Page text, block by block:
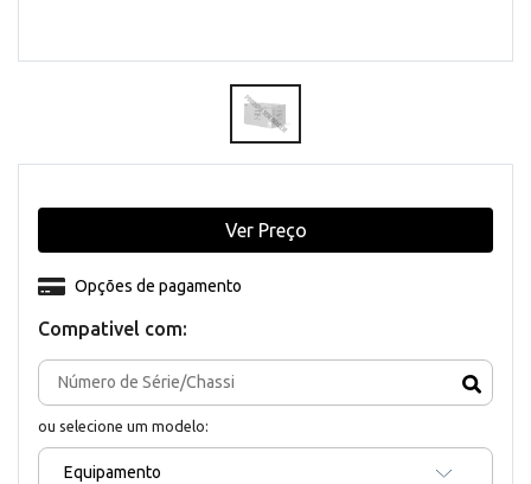
Compativel com:
ou selecione um modelo:
Equipamento
Opções de pagamento
Ver Preço